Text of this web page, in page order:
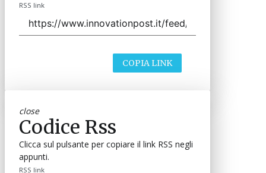
RSS link
COPIA LINK
close
Codice Rss
Clicca sul pulsante per copiare il link RSS negli
appunti.
RSS link